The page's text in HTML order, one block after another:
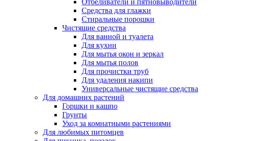
Отбеливатели и пятновыводители
Средства для глажки
Стиральные порошки
Чистящие средства
Для ванной и туалета
Для кухни
Для мытья окон и зеркал
Для мытья полов
Для прочистки труб
Для удаления накипи
Универсальные чистящие средства
Для домашних растений
Горшки и кашпо
Грунты
Уход за комнатными растениями
Для любимых питомцев